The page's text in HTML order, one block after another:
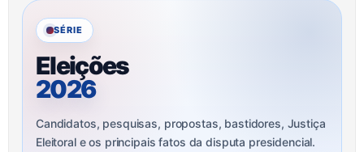
SÉRIE
Eleições
2026
Candidatos, pesquisas, propostas, bastidores, Justiça
Eleitoral e os principais fatos da disputa presidencial.